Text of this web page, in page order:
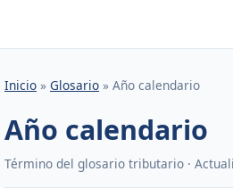
Inicio » Glosario » Año calendario
Año calendario
Término del glosario tributario ·